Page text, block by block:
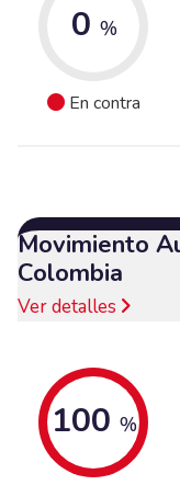
0 %
En contra
Movimiento
Colombia
Ver detalles
100 %